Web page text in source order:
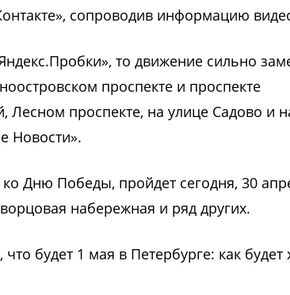
сопроводив информацию
то движение сильно
проспекте и проспекте
Лесном проспекте, на улице Садово и
Новости».
Дню Победы, пройдет сегодня, 30
набережная и ряд других.
что будет 1 мая в Петербурге: как будет